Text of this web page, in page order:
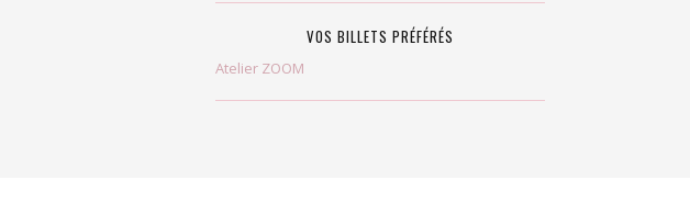
VOS BILLETS PRÉFÉRÉS
Atelier ZOOM